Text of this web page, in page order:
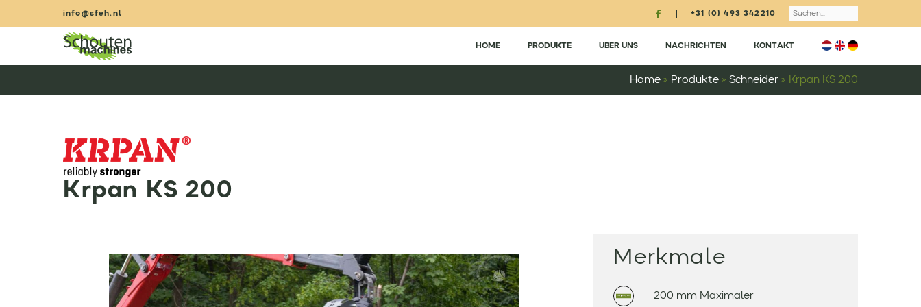
info@sfeh.nl +31 (0) 493 342210 Search
HOME PRODUKTE UBER UNS NACHRICHTEN KONTAKT
Home » Produkte » Schneider » Krpan KS 200
Krpan KS 200
Merkmale
200 mm Maximaler